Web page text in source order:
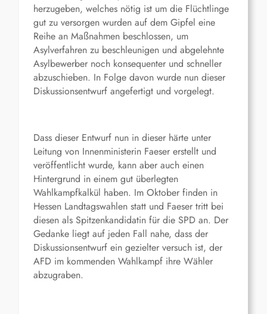
herzugeben, welches nötig ist um die Flüchtlinge
gut zu versorgen wurden auf dem Gipfel eine
Reihe an Maßnahmen beschlossen, um
Asylverfahren zu beschleunigen und abgelehnte
Asylbewerber noch konsequenter und schneller
abzuschieben. In Folge davon wurde nun dieser
Diskussionsentwurf angefertigt und vorgelegt.
Dass dieser Entwurf nun in dieser härte unter
Leitung von Innenministerin Faeser erstellt und
veröffentlicht wurde, kann aber auch einen
Hintergrund in einem gut überlegten
Wahlkampfkalkül haben. Im Oktober finden in
Hessen Landtagswahlen statt und Faeser tritt bei
diesen als Spitzenkandidatin für die SPD an. Der
Gedanke liegt auf jeden Fall nahe, dass der
Diskussionsentwurf ein gezielter versuch ist, der
AFD im kommenden Wahlkampf ihre Wähler
abzugraben.